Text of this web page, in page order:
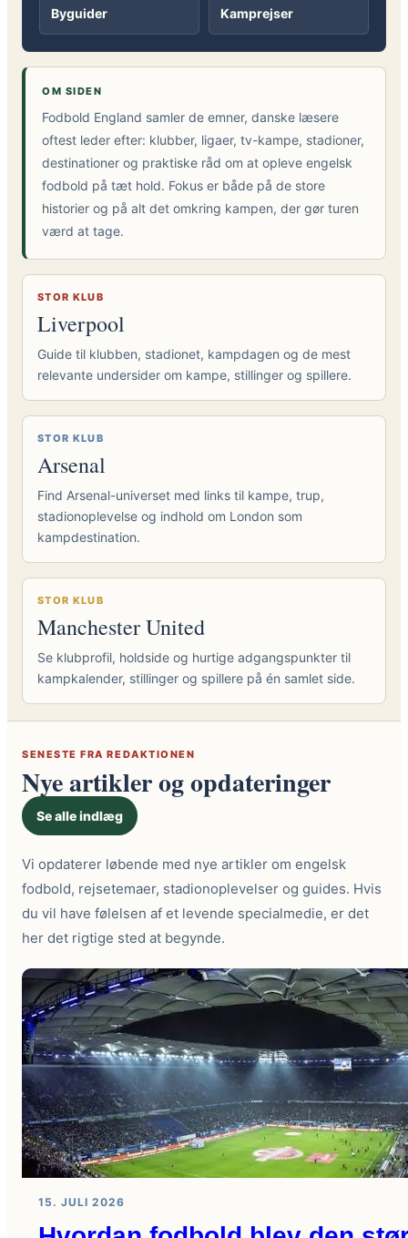
Byguider Kamprejser
OM SIDEN
Fodbold England samler de emner, danske læsere
oftest leder efter: klubber, ligaer, tv-kampe, stadioner,
destinationer og praktiske råd om at opleve engelsk
fodbold på tæt hold. Fokus er både på de store
historier og på alt det omkring kampen, der gør turen
værd at tage.
STOR KLUB
Liverpool
Guide til klubben, stadionet, kampdagen og de mest
relevante undersider om kampe, stillinger og spillere.
STOR KLUB
Arsenal
Find Arsenal-universet med links til kampe, trup,
stadionoplevelse og indhold om London som
kampdestination.
STOR KLUB
Manchester United
Se klubprofil, holdside og hurtige adgangspunkter til
kampkalender, stillinger og spillere på én samlet side.
SENESTE FRA REDAKTIONEN
Nye artikler og opdateringer
Se alle indlæg
Vi opdaterer løbende med nye artikler om engelsk
fodbold, rejsetemaer, stadionoplevelser og guides. Hvis
du vil have følelsen af et levende specialmedie, er det
her det rigtige sted at begynde.
15. JULI 2026